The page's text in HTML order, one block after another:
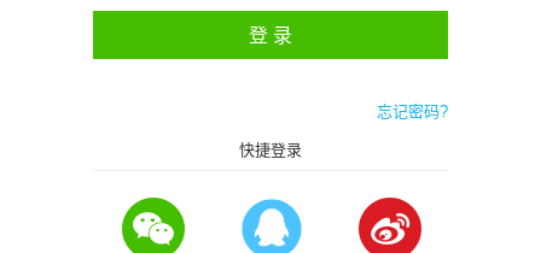
登 录
快捷登录
忘记密码?